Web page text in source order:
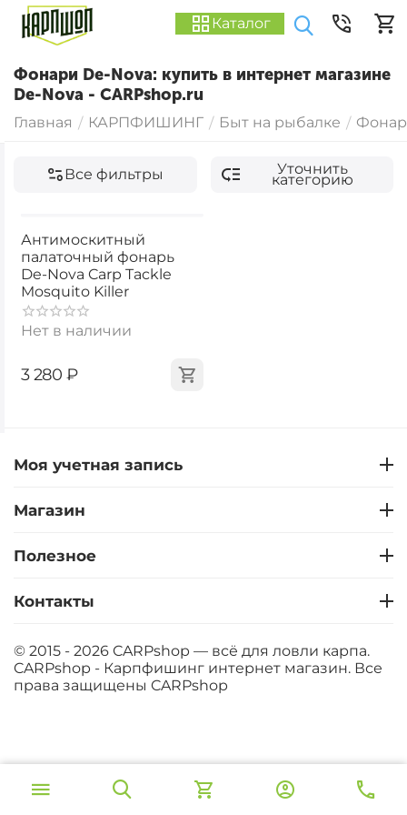
Каталог
Фонари De-Nova: купить в интернет магазине
De-Nova - CARPshop.ru
Главная / КАРПФИШИНГ / Быт на рыбалке /
Все фильтры Уточнить
категорию
Антимоскитный
палаточный фонарь
De-Nova Carp Tackle
Mosquito Killer
Нет в наличии
‍3 280‍ ₽
Моя учетная запись
Магазин
Полезное
Контакты
© 2015 - 2026 CARPshop — всё для ловли карпа.
CARPshop - Карпфишинг интернет магазин. Все
права защищены CARPshop